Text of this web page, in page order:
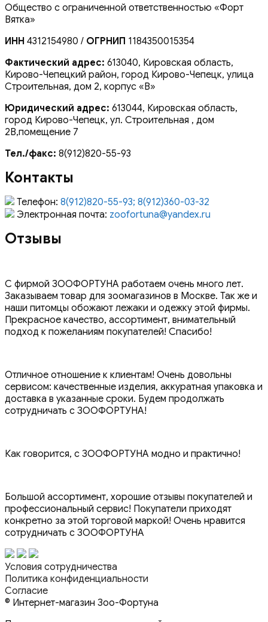
Общество с ограниченной ответственностью «Форт
Вятка»
ИНН 4312154980 / ОГРНИП 1184350015354
Фактический адрес: 613040, Кировская область,
Кирово-Чепецкий район, город Кирово-Чепецк, улица
Строительная, дом 2, корпус «В»
Юридический адрес: 613044, Кировская область,
город Кирово-Чепецк, ул. Строительная , дом
2В,помещение 7
Тел./факс: 8(912)820-55-93
Контакты
Телефон: 8(912)820-55-93; 8(912)360-03-32
Электронная почта: zoofortuna@yandex.ru
Отзывы
С фирмой ЗООФОРТУНА работаем очень много лет.
Заказываем товар для зоомагазинов в Москве. Так же и
наши питомцы обожают лежаки и одежку этой фирмы.
Прекрасное качество, ассортимент, внимательный
подход к пожеланиям покупателей! Спасибо!
Отличное отношение к клиентам! Очень довольны
сервисом: качественные изделия, аккуратная упаковка и
доставка в указанные сроки. Будем продолжать
сотрудничать с ЗООФОРТУНА!
Как говорится, с ЗООФОРТУНА модно и практично!
Большой ассортимент, хорошие отзывы покупателей и
профессиональный сервис! Покупатели приходят
конкретно за этой торговой маркой! Очень нравится
сотрудничать с ЗООФОРТУНА
Условия сотрудничества
Политика конфиденциальности
Согласие
© Интернет-магазин Зоо-Фортуна